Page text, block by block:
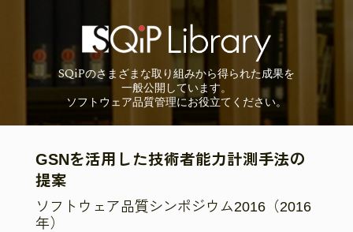
SQiPのさまざまな取り組みから得られた成果を
一般公開しています。
ソフトウェア品質管理にお役立てください。
GSNを活用した技術者能力計測手法の
提案
ソフトウェア品質シンポジウム2016（2016
年）